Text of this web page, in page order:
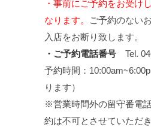
・事前にご予約をお受け
なります。
ご予約のない
入店をお断り致します。
・ご予約電話番号 Tel.
予約時間：
ります）
※営業時間外の留守番電
約は不可とさせていただき